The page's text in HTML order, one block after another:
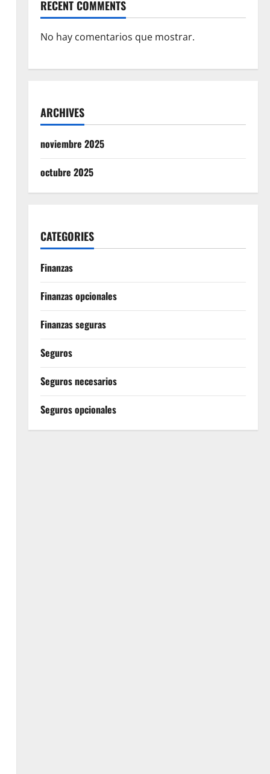
RECENT COMMENTS
No hay comentarios que mostrar.
ARCHIVES
noviembre 2025
octubre 2025
CATEGORIES
Finanzas
Finanzas opcionales
Finanzas seguras
Seguros
Seguros necesarios
Seguros opcionales